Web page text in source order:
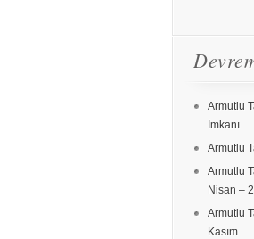
Armutlu
İmkanı
Armutlu
Armutlu
Nisan –
Armutlu
Kasım